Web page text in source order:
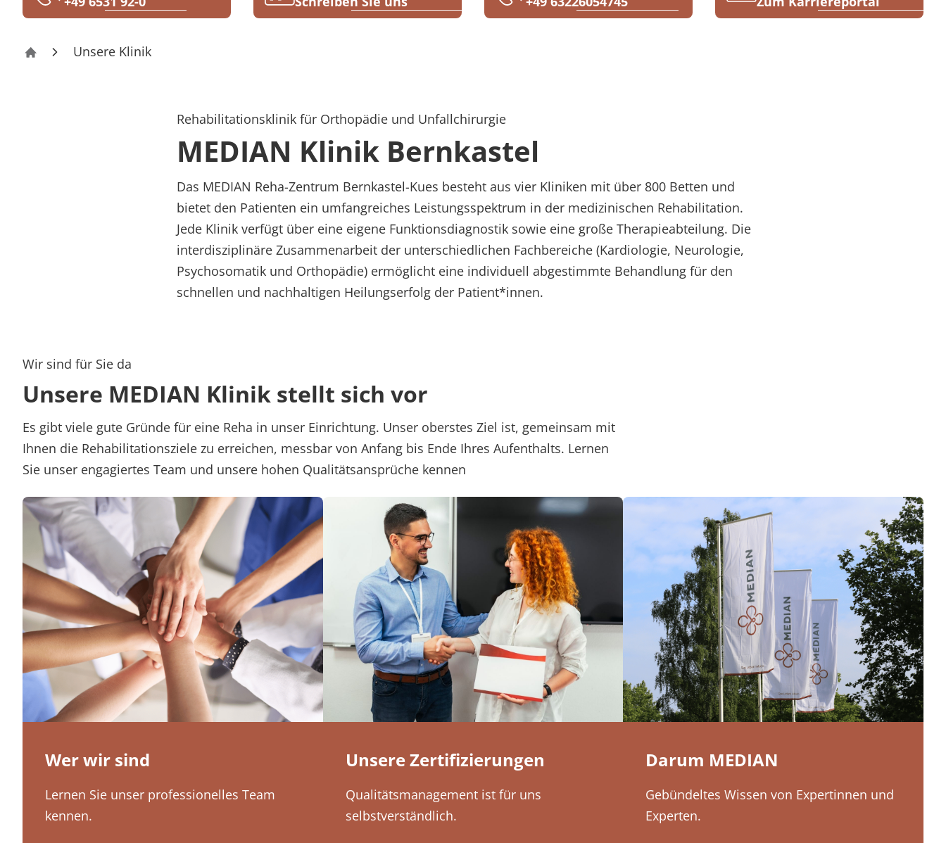
Rheumatologie
Reha-Zentrum Bernkastel-Kues Klinik Bernkastel
Unsere Klinik
Rehabilitationsklinik für Orthopädie und Unfallchirurgie
MEDIAN Klinik Bernkastel
Das MEDIAN Reha-Zentrum Bernkastel-Kues besteht aus vier Kliniken mit über 800 Betten und
bietet den Patienten ein umfangreiches Leistungsspektrum in der medizinischen Rehabilitation.
Jede Klinik verfügt über eine eigene Funktionsdiagnostik sowie eine große Therapieabteilung. Die
interdisziplinäre Zusammenarbeit der unterschiedlichen Fachbereiche (Kardiologie, Neurologie,
Psychosomatik und Orthopädie) ermöglicht eine individuell abgestimmte Behandlung für den
schnellen und nachhaltigen Heilungserfolg der Patient*innen.
Wir sind für Sie da
Unsere MEDIAN Klinik stellt sich vor
Es gibt viele gute Gründe für eine Reha in unser Einrichtung. Unser oberstes Ziel ist, gemeinsam mit
Ihnen die Rehabilitationsziele zu erreichen, messbar von Anfang bis Ende Ihres Aufenthalts. Lernen
Sie unser engagiertes Team und unsere hohen Qualitätsansprüche kennen
Wer wir sind
Lernen Sie unser professionelles Team
kennen.
Unsere Zertifizierungen
Qualitätsmanagement ist für uns
selbstverständlich.
Darum MEDIAN
Gebündeltes Wissen von Expertinnen und
Experten.